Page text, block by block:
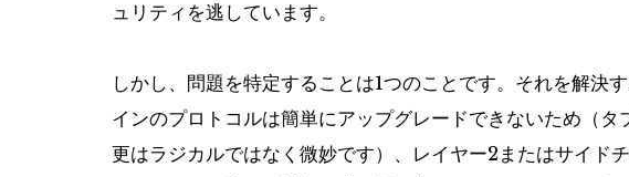
ュリティを逃しています。
しかし、問題を特定することは1つのことです。それを解決
インのプロトコルは簡単にアップグレードできないため（
更はラジカルではなく微妙です）、レイヤー2またはサイド